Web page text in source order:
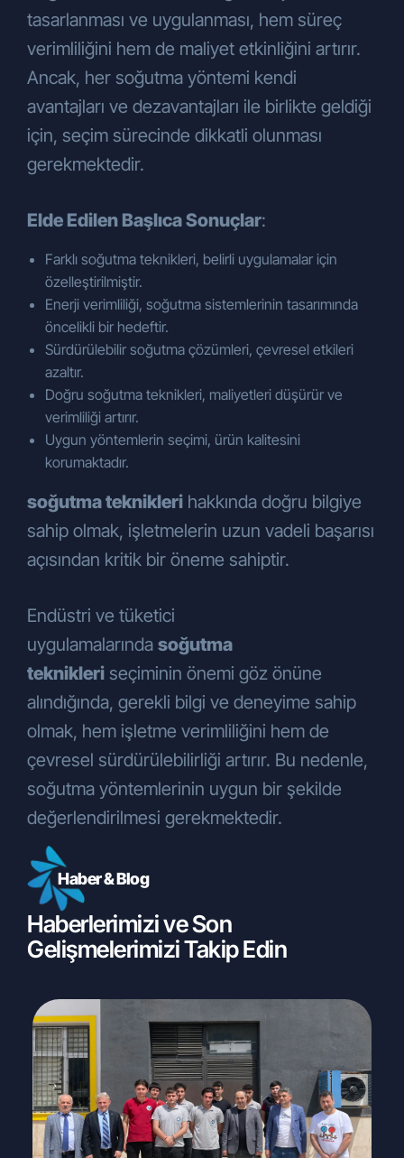
tasarlanması ve uygulanması, hem süreç
verimliliğini hem de maliyet etkinliğini artırır.
Ancak, her soğutma yöntemi kendi
avantajları ve dezavantajları ile birlikte geldiği
için, seçim sürecinde dikkatli olunması
gerekmektedir.
Elde Edilen Başlıca Sonuçlar:
Farklı soğutma teknikleri, belirli uygulamalar için
özelleştirilmiştir.
Enerji verimliliği, soğutma sistemlerinin tasarımında
öncelikli bir hedeftir.
Sürdürülebilir soğutma çözümleri, çevresel etkileri
azaltır.
Doğru soğutma teknikleri, maliyetleri düşürür ve
verimliliği artırır.
Uygun yöntemlerin seçimi, ürün kalitesini
korumaktadır.
soğutma teknikleri hakkında doğru bilgiye
sahip olmak, işletmelerin uzun vadeli başarısı
açısından kritik bir öneme sahiptir.
Endüstri ve tüketici
uygulamalarında soğutma
teknikleri seçiminin önemi göz önüne
alındığında, gerekli bilgi ve deneyime sahip
olmak, hem işletme verimliliğini hem de
çevresel sürdürülebilirliği artırır. Bu nedenle,
soğutma yöntemlerinin uygun bir şekilde
değerlendirilmesi gerekmektedir.
Haber & Blog
Haberlerimizi ve Son
Gelişmelerimizi Takip Edin